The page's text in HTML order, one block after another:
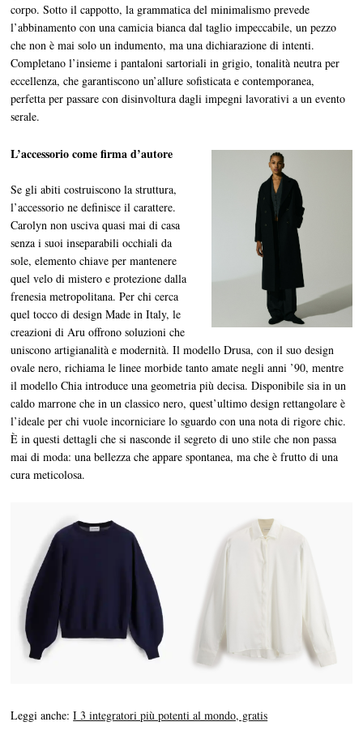
corpo. Sotto il cappotto, la grammatica del minimalismo prevede
l’abbinamento con una camicia bianca dal taglio impeccabile, un pezzo
che non è mai solo un indumento, ma una dichiarazione di intenti.
Completano l’insieme i pantaloni sartoriali in grigio, tonalità neutra per
eccellenza, che garantiscono un’allure sofisticata e contemporanea,
perfetta per passare con disinvoltura dagli impegni lavorativi a un evento
serale.
L’accessorio come firma d’autore
Se gli abiti costruiscono la struttura,
l’accessorio ne definisce il carattere.
Carolyn non usciva quasi mai di casa
senza i suoi inseparabili occhiali da
sole, elemento chiave per mantenere
quel velo di mistero e protezione dalla
frenesia metropolitana. Per chi cerca
quel tocco di design Made in Italy, le
creazioni di Aru offrono soluzioni che
uniscono artigianalità e modernità. Il modello Drusa, con il suo design
ovale nero, richiama le linee morbide tanto amate negli anni ’90, mentre
il modello Chia introduce una geometria più decisa. Disponibile sia in un
caldo marrone che in un classico nero, quest’ultimo design rettangolare è
l’ideale per chi vuole incorniciare lo sguardo con una nota di rigore chic.
È in questi dettagli che si nasconde il segreto di uno stile che non passa
mai di moda: una bellezza che appare spontanea, ma che è frutto di una
cura meticolosa.
Leggi anche:I 3 integratori più potenti al mondo, gratis